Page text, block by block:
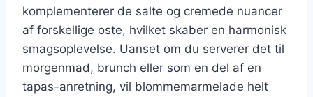
komplementerer de salte og cremede nuancer
af forskellige oste, hvilket skaber en harmonisk
smagsoplevelse. Uanset om du serverer det til
morgenmad, brunch eller som en del af en
tapas-anretning, vil blommemarmelade helt